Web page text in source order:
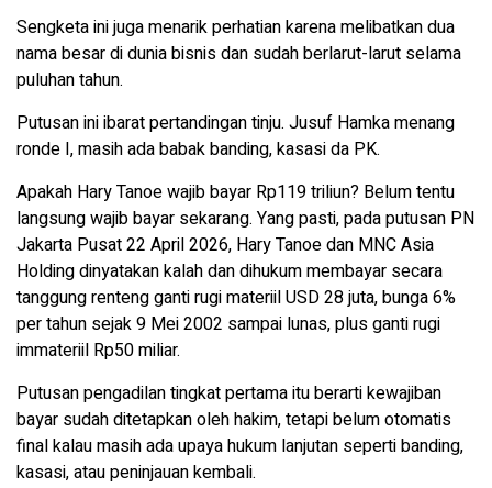
Sengketa ini juga menarik perhatian karena melibatkan dua
nama besar di dunia bisnis dan sudah berlarut-larut selama
puluhan tahun.
Putusan ini ibarat pertandingan tinju. Jusuf Hamka menang
ronde I, masih ada babak banding, kasasi da PK.
Apakah Hary Tanoe wajib bayar Rp119 triliun? Belum tentu
langsung wajib bayar sekarang. Yang pasti, pada putusan PN
Jakarta Pusat 22 April 2026, Hary Tanoe dan MNC Asia
Holding dinyatakan kalah dan dihukum membayar secara
tanggung renteng ganti rugi materiil USD 28 juta, bunga 6%
per tahun sejak 9 Mei 2002 sampai lunas, plus ganti rugi
immateriil Rp50 miliar.
Putusan pengadilan tingkat pertama itu berarti kewajiban
bayar sudah ditetapkan oleh hakim, tetapi belum otomatis
final kalau masih ada upaya hukum lanjutan seperti banding,
kasasi, atau peninjauan kembali.